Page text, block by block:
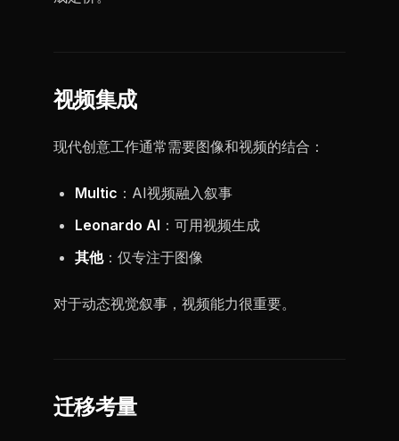
视频集成
现代创意工作通常需要图像和视频的结合：
Multic ：AI视频融入叙事
Leonardo AI ：可用视频生成
其他：仅专注于图像
对于动态视觉叙事，视频能力很重要。
迁移考量